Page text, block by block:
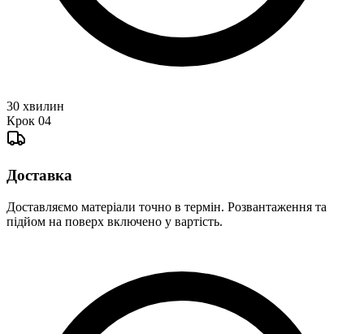
30 хвилин
Крок 04
Доставка
Доставляємо матеріали точно в термін. Розвантаження та
підйом на поверх включено у вартість.